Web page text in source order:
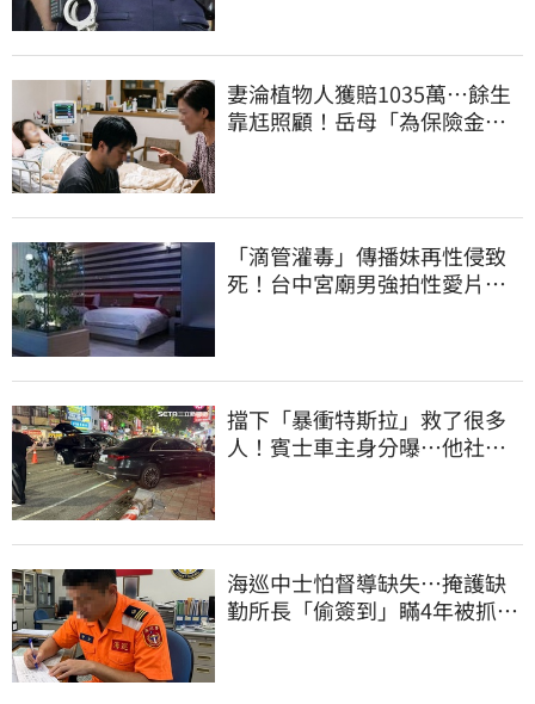
妻淪植物人獲賠1035萬…餘生
靠尪照顧！岳母「為保險金開
「滴管灌毒」傳播妹再性侵致
死！台中宮廟男強拍性愛片
擋下「暴衝特斯拉」救了很多
人！賓士車主身分曝…他社群
海巡中士怕督導缺失…掩護缺
勤所長「偷簽到」瞞4年被抓